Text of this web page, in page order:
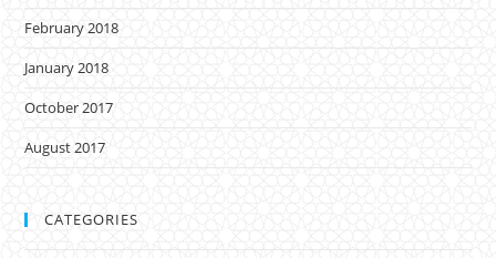
February 2018
January 2018
October 2017
August 2017
CATEGORIES